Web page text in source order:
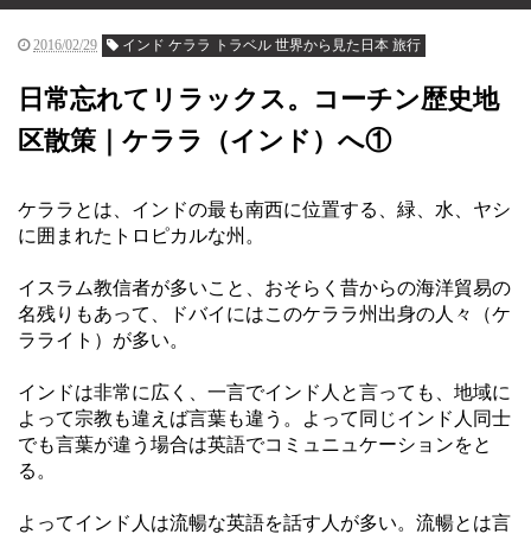
2016/02/29 インド ケララ トラベル 世界から見た日本 旅行
日常忘れてリラックス。コーチン歴史地
区散策｜ケララ（インド）へ①
ケララとは、インドの最も南西に位置する、緑、水、ヤシ
に囲まれたトロピカルな州。
イスラム教信者が多いこと、おそらく昔からの海洋貿易の
名残りもあって、ドバイにはこのケララ州出身の人々（ケ
ラライト）が多い。
インドは非常に広く、一言でインド人と言っても、地域に
よって宗教も違えば言葉も違う。よって同じインド人同士
でも言葉が違う場合は英語でコミュニュケーションをと
る。
よってインド人は流暢な英語を話す人が多い。流暢とは言